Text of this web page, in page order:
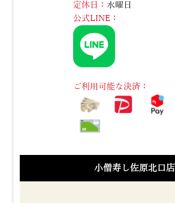
定休日： 水曜日
公式LINE：
ご利用可能な決済：
小僧寿し佐原北口店